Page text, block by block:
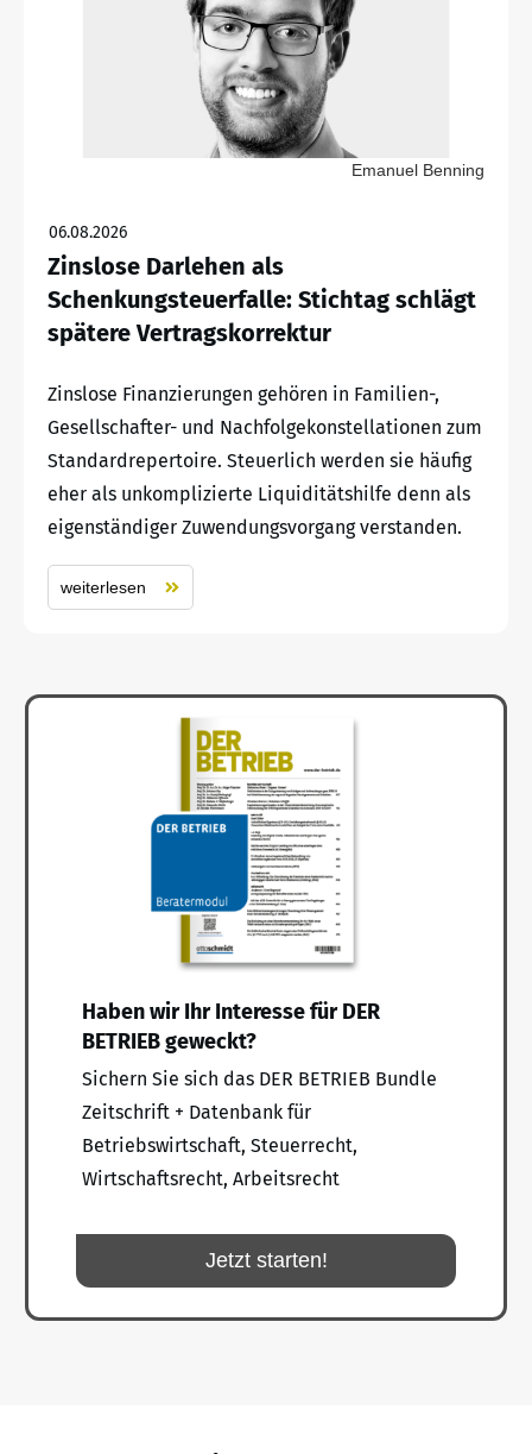
Emanuel Benning
06.08.2026
Zinslose Darlehen als
Schenkungsteuerfalle: Stichtag schlägt
spätere Vertragskorrektur
Zinslose Finanzierungen gehören in Familien-,
Gesellschafter- und Nachfolgekonstellationen zum
Standardrepertoire. Steuerlich werden sie häufig
eher als unkomplizierte Liquiditätshilfe denn als
eigenständiger Zuwendungsvorgang verstanden.
weiterlesen
Haben wir Ihr Interesse für DER
BETRIEB geweckt?
Sichern Sie sich das DER BETRIEB Bundle
Zeitschrift + Datenbank für
Betriebswirtschaft, Steuerrecht,
Wirtschaftsrecht, Arbeitsrecht
Jetzt starten!